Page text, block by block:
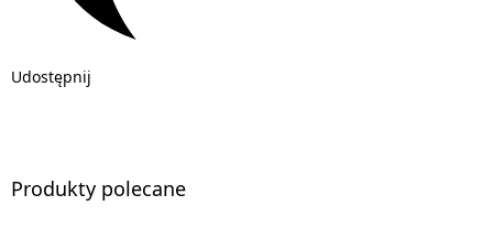
Udostępnij
Produkty polecane